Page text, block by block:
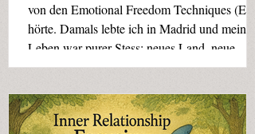
von den Emotional Freedom Techniques
hörte. Damals lebte ich in Madrid und mein
Leben war purer Stess: neues Land, neue
Kultur, neue Sprache, neue Beziehung. Daher
Sitzungen bei einem US-Amerikaner zu
machen, der in einem englischsprachigen